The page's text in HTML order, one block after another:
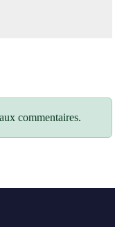
commentaires.